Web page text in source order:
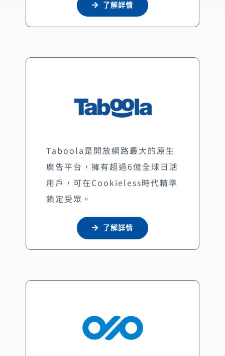
了解詳情
Taboola是開放網路最大的原生
廣告平台，擁有超過6億全球日活
用戶，可在Cookieless時代精準
鎖定受眾。
了解詳情